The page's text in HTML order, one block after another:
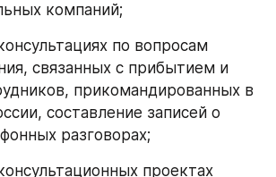
компаний;
по вопросам
связанных с прибытием и
прикомандированных в
составление записей о
разговорах;
проектах